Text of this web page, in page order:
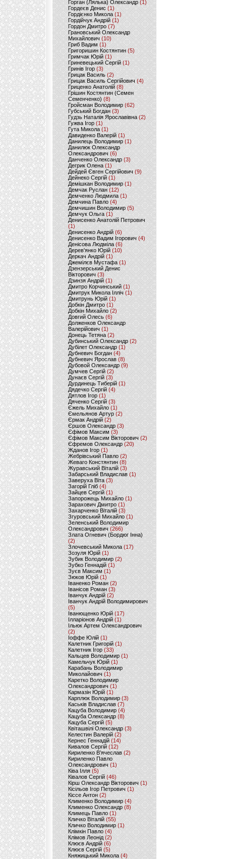
Горган (Лялька) Олександр(1)
Гордеєв Денис (1)
Гордієнко Микола (1)
Гордійчук Андрій (1)
Гордон Дмитро (7)
Грановський Олександр
Михайлович (10)
Гриб Вадим (1)
Григоришин Костянтин (5)
Гримчак Юрій(1)
Гриневецький Сергій(1)
Гринів Ігор (3)
Грицак Василь (2)
Грицак Василь Сергійович (4)
Гриценко Анатолій (8)
Грішин Костянтин (Семен
Семенченко)(8)
Гройсман Володимир(62)
Губський Богдан (3)
Гудзь Наталія Ярославівна(2)
Гужва Ігор (1)
Гута Микола (1)
Давиденко Валерій (1)
Данилець Володимир(1)
Данилюк Олександр
Олександрович (6)
Данченко Олександр (3)
Дегрик Олена(1)
Дейдей Євген Сергійович(9)
Дейнеко Сергій (1)
Демішкан Володимир(1)
Демчак Руслан (12)
Демченко Людмила (1)
Демчина Павло (4)
Демчишин Володимир (5)
Демчук Ольга(1)
Денисенко Анатолій Петрович
(1)
Денисенко Андрій (6)
Денисенко Вадим Ігорович (4)
Денісова Людміла(6)
Дерев'янко Юрій(10)
Деркач Андрій(1)
Джемілєв Мустафа (1)
Дзензерський Денис
Вікторович (3)
Дзинзя Андрій (1)
Дмитро Корчинський (1)
Дмитрук Микола Ілліч (1)
Дмитрунь Юрій (1)
Добкін Дмитро(1)
Добкін Михайло (2)
Довгий Олесь (6)
Долженков Олександр
Валерійович (1)
Донець Тетяна (2)
Дубинський Олександр(2)
Дубілет Олександр (1)
Дубневич Богдан (4)
Дубневич Ярослав (8)
Дубовой Олександр(9)
Думчев Сергій (2)
Дунаєв Сергій(3)
Дурдинець Тиберій (1)
Дядечко Сергій (4)
Дятлов Ігор (1)
Дяченко Сергій (3)
Єжель Михайло (1)
Ємельянов Артур (2)
Єрмак Андрій (2)
Єршов Олександр (3)
Єфімов Максим (3)
Єфімов Максим Вікторович (2)
Єфремов Олександр (20)
Жданов Ігор (1)
Жебрівський Павло (2)
Жеваго Констянтин (8)
Журавський Віталій (3)
Забарський Владислав (1)
Заверуха Віта (3)
Загорій Гліб (4)
Зайцев Сергій(1)
Запорожець Михайло (1)
Зарахович Дмитро (1)
Захарченко Віталій (3)
Згуровський Михайло (1)
Зеленський Володимир
Олександрович (266)
Злата Огневич (Бордюг Інна)
(2)
Злочевський Микола(17)
Зозуля Юрій (1)
Зубик Володимир (2)
Зубко Геннадій (1)
Зуєв Максим(1)
Зюков Юрій (1)
Іваненко Роман (2)
Іванісов Роман (3)
Іванчук Андрій(2)
Іванчук Андрій Володимирович
(5)
Іванющенко Юрій (17)
Ілларіонов Андрій (1)
Ільюк Артем Олександрович
(2)
Іоффе Юлій (1)
Калетник Григорій(1)
Калетник Ігор (33)
Кальцев Володимир(1)
Камельчук Юрій (1)
Карабань Володимир
Миколайович (1)
Каретко Володимир
Олександрович (1)
Кармазін Юрій(1)
Карплюк Володимир(3)
Каськів Владислав (7)
Кацуба Володимир (4)
Кацуба Олександр (8)
Кацуба Сергій (5)
Квіташвілі Олександр(3)
Келестин Валерій(2)
Кернес Геннадій (14)
Кивалов Сергій (12)
Кириленко В’ячеслав (2)
Кириленко Павло
Олександрович (1)
Ківа Ілля (5)
Ківалов Сергій(46)
Кірш Олександр Вікторович (1)
Кісільов Ігор Петрович (1)
Кіссе Антон (2)
Клименко Володимир(4)
Клименко Олександр (8)
Климець Павло (1)
Кличко Віталій(55)
Кличко Володимир (1)
Клімкін Павло (4)
Клімов Леонід(2)
Клюєв Андрій(6)
Клюєв Сергій (5)
Княжицький Микола(4)